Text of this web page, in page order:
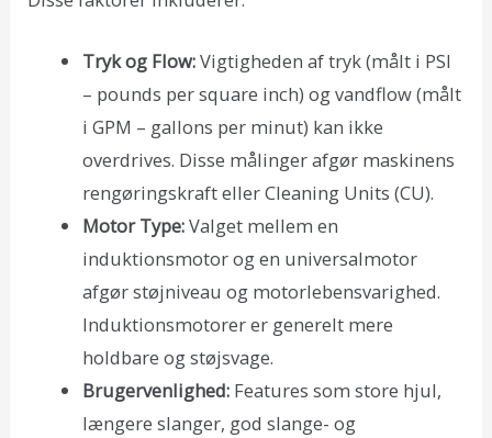
Tryk og Flow:Vigtigheden af tryk (målt i PSI
– pounds per square inch) og vandflow (målt
i GPM – gallons per minut) kan ikke
overdrives. Disse målinger afgør maskinens
rengøringskraft eller Cleaning Units (CU).
Motor Type:Valget mellem en
induktionsmotor og en universalmotor
afgør støjniveau og motorlebensvarighed.
Induktionsmotorer er generelt mere
holdbare og støjsvage.
Brugervenlighed:Features som store hjul,
længere slanger, god slange- og